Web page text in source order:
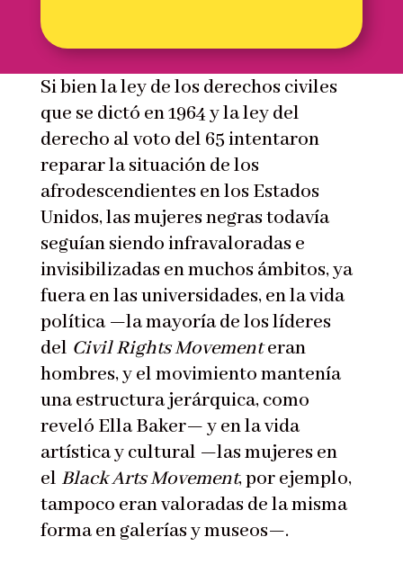
Si bien la ley de los derechos civiles
que se dictó en 1964 y la ley del
derecho al voto del 65 intentaron
reparar la situación de los
afrodescendientes en los Estados
Unidos, las mujeres negras todavía
seguían siendo infravaloradas e
invisibilizadas en muchos ámbitos, ya
fuera en las universidades, en la vida
política —la mayoría de los líderes
del Civil Rights Movementeran
hombres, y el movimiento mantenía
una estructura jerárquica, como
reveló Ella Baker— y en la vida
artística y cultural —las mujeres en
el Black Arts Movement, por ejemplo,
tampoco eran valoradas de la misma
forma en galerías y museos—.